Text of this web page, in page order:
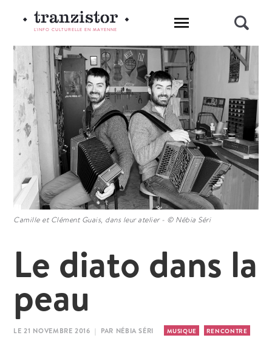
L'INFO CULTURELLE EN MAYENNE
Camille et Clément Guais, dans leur atelier - © Nébia Séri
Le diato dans la
peau
LE 21 NOVEMBRE 2016 | PAR NÉBIA SÉRI MUSIQUE RENCONTRE